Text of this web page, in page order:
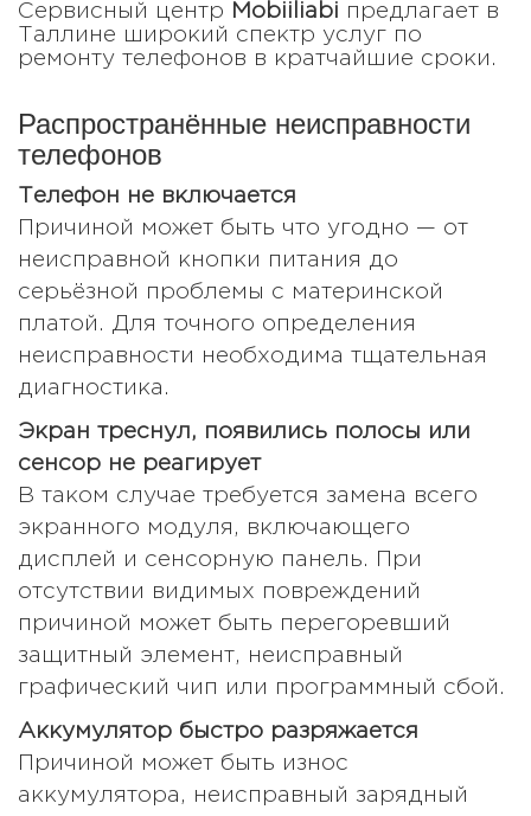
Сервисный центр Mobiiliabi предлагает в
Таллине широкий спектр услуг по
ремонту телефонов в кратчайшие сроки.
Распространённые неисправности
телефонов
Телефон не включается
Причиной может быть что угодно — от
неисправной кнопки питания до
серьёзной проблемы с материнской
платой. Для точного определения
неисправности необходима тщательная
диагностика.
Экран треснул, появились полосы или
сенсор не реагирует
В таком случае требуется замена всего
экранного модуля, включающего
дисплей и сенсорную панель. При
отсутствии видимых повреждений
причиной может быть перегоревший
защитный элемент, неисправный
графический чип или программный сбой.
Аккумулятор быстро разряжается
Причиной может быть износ
аккумулятора, неисправный зарядный